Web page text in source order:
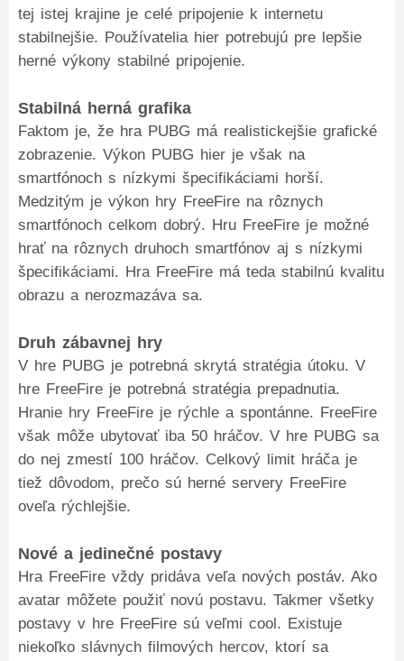
tej istej krajine je celé pripojenie k internetu
stabilnejšie. Používatelia hier potrebujú pre lepšie
herné výkony stabilné pripojenie.
Stabilná herná grafika
Faktom je, že hra PUBG má realistickejšie grafické
zobrazenie. Výkon PUBG hier je však na
smartfónoch s nízkymi špecifikáciami horší.
Medzitým je výkon hry FreeFire na rôznych
smartfónoch celkom dobrý. Hru FreeFire je možné
hrať na rôznych druhoch smartfónov aj s nízkymi
špecifikáciami. Hra FreeFire má teda stabilnú kvalitu
obrazu a nerozmazáva sa.
Druh zábavnej hry
V hre PUBG je potrebná skrytá stratégia útoku. V
hre FreeFire je potrebná stratégia prepadnutia.
Hranie hry FreeFire je rýchle a spontánne. FreeFire
však môže ubytovať iba 50 hráčov. V hre PUBG sa
do nej zmestí 100 hráčov. Celkový limit hráča je
tiež dôvodom, prečo sú herné servery FreeFire
oveľa rýchlejšie.
Nové a jedinečné postavy
Hra FreeFire vždy pridáva veľa nových postáv. Ako
avatar môžete použiť novú postavu. Takmer všetky
postavy v hre FreeFire sú veľmi cool. Existuje
niekoľko slávnych filmových hercov, ktorí sa